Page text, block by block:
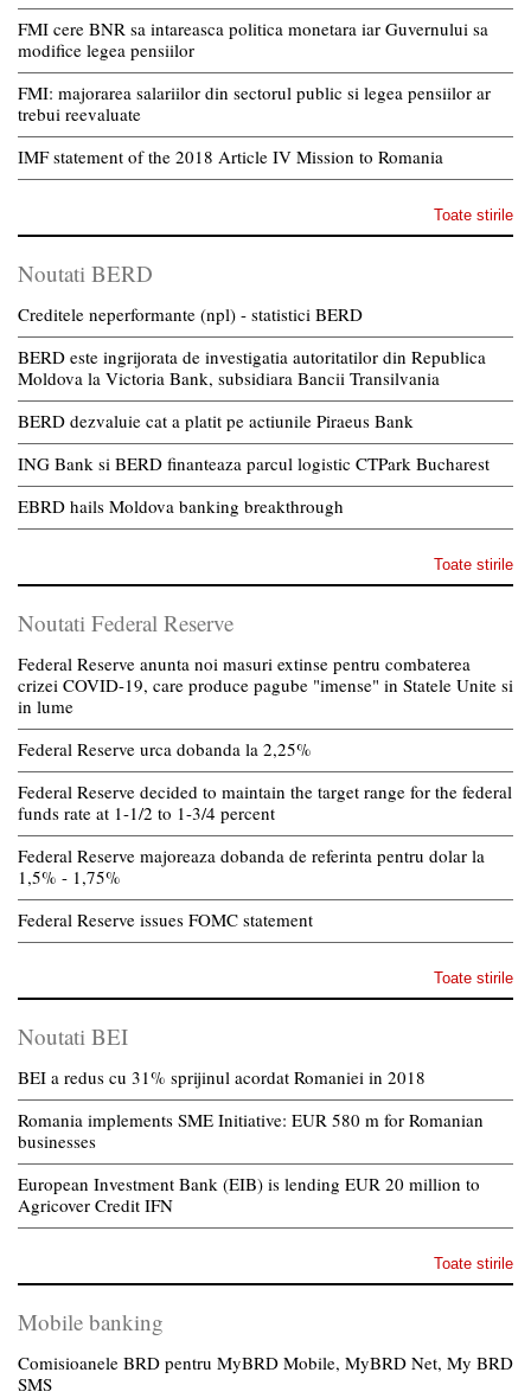
FMI cere BNR sa intareasca politica monetara iar Guvernului sa
modifice legea pensiilor
FMI: majorarea salariilor din sectorul public si legea pensiilor ar
trebui reevaluate
IMF statement of the 2018 Article IV Mission to Romania
Toate stirile
Noutati BERD
Creditele neperformante (npl) - statistici BERD
BERD este ingrijorata de investigatia autoritatilor din Republica
Moldova la Victoria Bank, subsidiara Bancii Transilvania
BERD dezvaluie cat a platit pe actiunile Piraeus Bank
ING Bank si BERD finanteaza parcul logistic CTPark Bucharest
EBRD hails Moldova banking breakthrough
Toate stirile
Noutati Federal Reserve
Federal Reserve anunta noi masuri extinse pentru combaterea
crizei COVID-19, care produce pagube "imense" in Statele Unite si
in lume
Federal Reserve urca dobanda la 2,25%
Federal Reserve decided to maintain the target range for the federal
funds rate at 1-1/2 to 1-3/4 percent
Federal Reserve majoreaza dobanda de referinta pentru dolar la
1,5% - 1,75%
Federal Reserve issues FOMC statement
Toate stirile
Noutati BEI
BEI a redus cu 31% sprijinul acordat Romaniei in 2018
Romania implements SME Initiative: EUR 580 m for Romanian
businesses
European Investment Bank (EIB) is lending EUR 20 million to
Agricover Credit IFN
Toate stirile
Mobile banking
Comisioanele BRD pentru MyBRD Mobile, MyBRD Net, My BRD
SMS